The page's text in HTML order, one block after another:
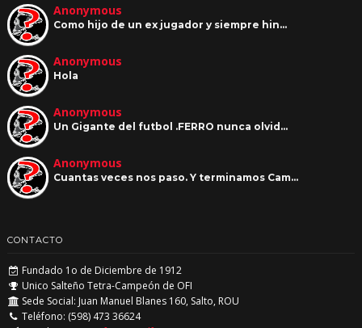
Anonymous
Como hijo de un ex jugador y siempre hin…
Anonymous
Hola
Anonymous
Un Gigante del futbol .FERRO nunca olvid…
Anonymous
Cuantas veces nos paso. Y terminamos Cam…
CONTACTO
Fundado 1o de Diciembre de 1912
Unico Salteño Tetra-Campeón de OFI
Sede Social: Juan Manuel Blanes 160, Salto, ROU
Teléfono: (598) 473 36624